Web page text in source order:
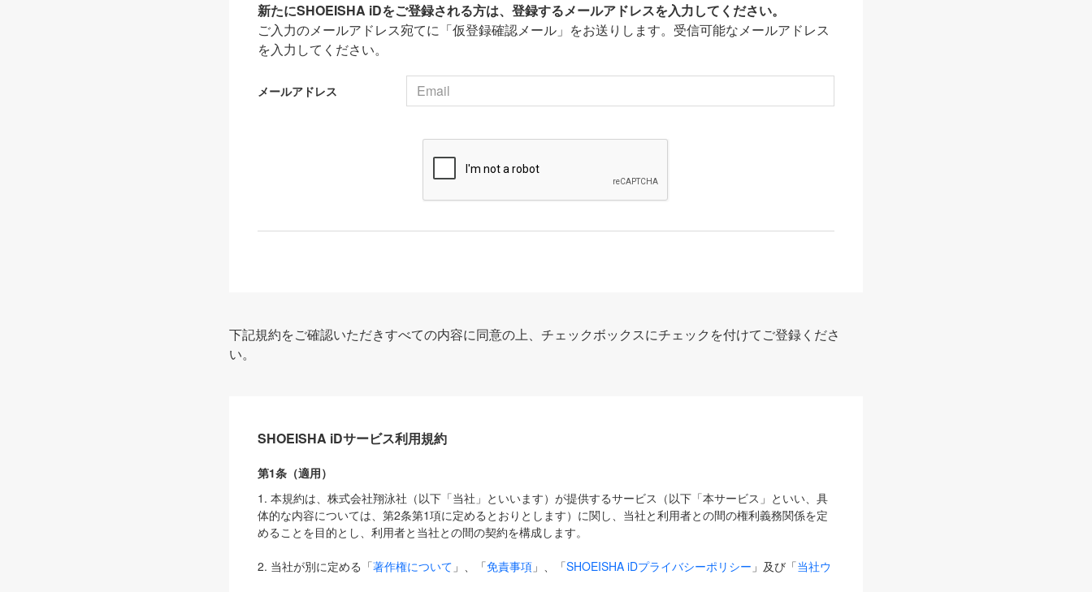
新たにSHOEISHA iDをご登録される方は、登録するメールアドレスを入力してください。
ご入力のメールアドレス宛てに「仮登録確認メール」をお送りします。受信可能なメールアドレス
を入力してください。
メールアドレス
下記規約をご確認いただきすべての内容に同意の上、チェックボックスにチェックを付けてご登録くださ
い。
SHOEISHA iDサービス利用規約
第1条（適用）
1. 本規約は、株式会社翔泳社（以下「当社」といいます）が提供するサービス（以下「本サービス」といい、具
体的な内容については、第2条第1項に定めるとおりとします）に関し、当社と利用者との間の権利義務関係を定
めることを目的とし、利用者と当社との間の契約を構成します。
2. 当社が別に定める「著作権について 」、「免責事項 」、「SHOEISHA iDプライバシーポリシー 」及び「当社ウ